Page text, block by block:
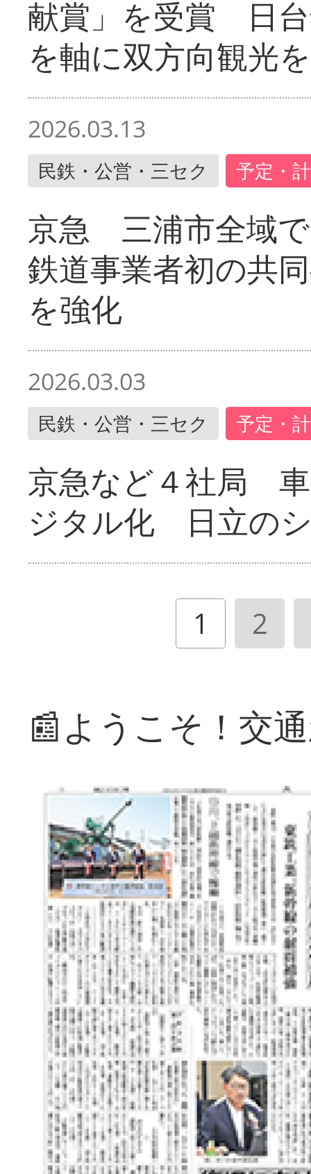
献賞」を受賞 日
を軸に双方向観光
2026.03.13
民鉄・公営・三セク 予定・
京急 三浦市全域
鉄道事業者初の共
を強化
2026.03.03
民鉄・公営・三セク 予定・
京急など４社局
ジタル化 日立の
1 2
📰ようこそ！交